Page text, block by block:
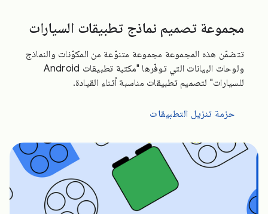
مجموعة تصميم نماذج تطبيقات السيارات
تتضمّن هذه المجموعة مجموعة متنوّعة من المكوّنات والنماذج
ولوحات البيانات التي توفّرها "مكتبة تطبيقات Android
للسيارات" لتصميم تطبيقات مناسبة أثناء القيادة.
حزمة تنزيل التطبيقات